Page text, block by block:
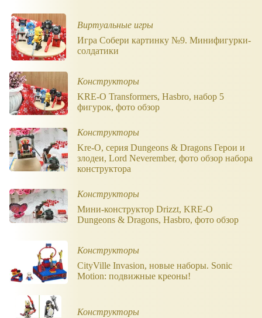
Виртуальные игры
Игра Собери картинку №9. Минифигурки-
солдатики
Конструкторы
KRE-O Transformers, Hasbro, набор 5
фигурок, фото обзор
Конструкторы
Kre-O, серия Dungeons & Dragons Герои и
злодеи, Lord Neverember, фото обзор набора
конструктора
Конструкторы
Мини-конструктор Drizzt, KRE-O
Dungeons & Dragons, Hasbro, фото обзор
Конструкторы
CityVille Invasion, новые наборы. Sonic
Motion: подвижные креоны!
Конструкторы